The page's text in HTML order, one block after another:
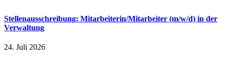
Stellenausschreibung: Mitarbeiterin/Mitarbeiter (m/w/d) in der
Verwaltung
24. Juli 2026